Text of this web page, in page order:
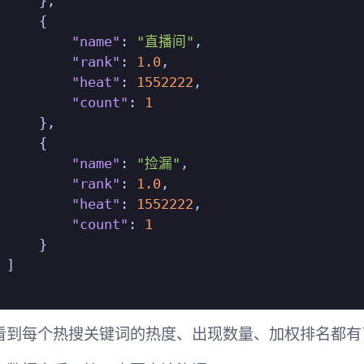
{
"name" : "直播间" ,
"rank" : 1.0 ,
"heat" : 1552222 ,
"count" :
1
} ,
{
"name" : "捡漏" ,
"rank" : 1.0 ,
"heat" : 1552222 ,
"count" :
1
}
]
到每个热搜关键词的热度、出现数量、加权排名都